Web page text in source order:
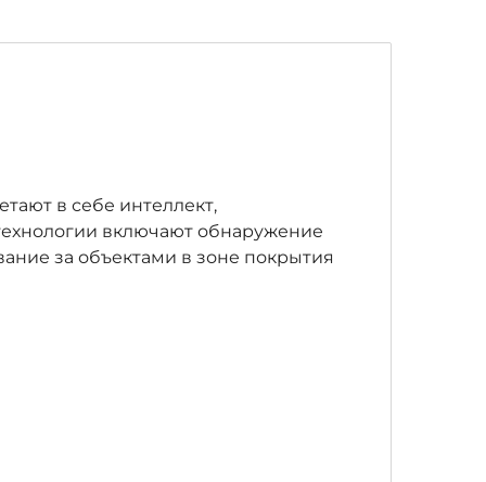
в себе интеллект,
включают обнаружение
за объектами в зоне покрытия